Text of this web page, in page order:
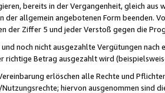
bereits in der Vergangenheit, gleich
der allgemein angebotenen Form beenden.
der Ziffer 5 und jeder Verstoß gegen die
noch nicht ausgezahlte Vergütungen
richtige Betrag ausgezahlt wird
erlöschen alle Rechte und
hiervon ausgenommen sind